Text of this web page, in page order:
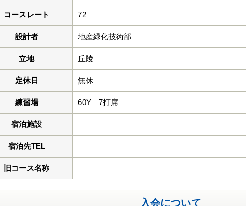
コースレート 72
設計者 地産緑化技術部
立地 丘陵
定休日 無休
練習場 60Y 7打席
宿泊施設
宿泊先TEL
旧コース名称
入会について